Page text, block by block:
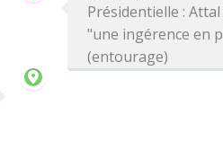
Présidentielle :
"une ingérence en
(entourage)